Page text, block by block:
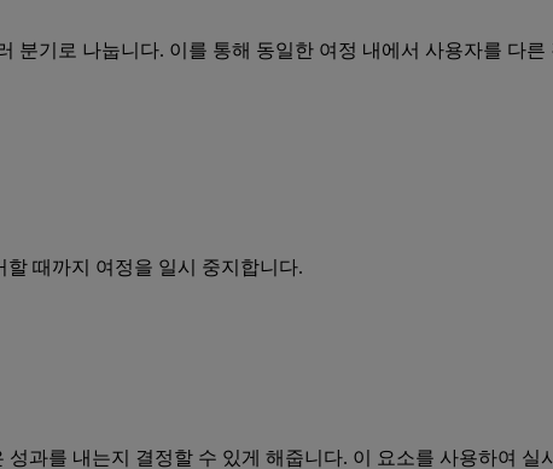
분기로 나눕니다. 이를 통해 동일한 여정 내에서 사용자를 다
때까지 여정을 일시 중지합니다.
과를 내는지 결정할 수 있게 해줍니다. 이 요소를 사용하여